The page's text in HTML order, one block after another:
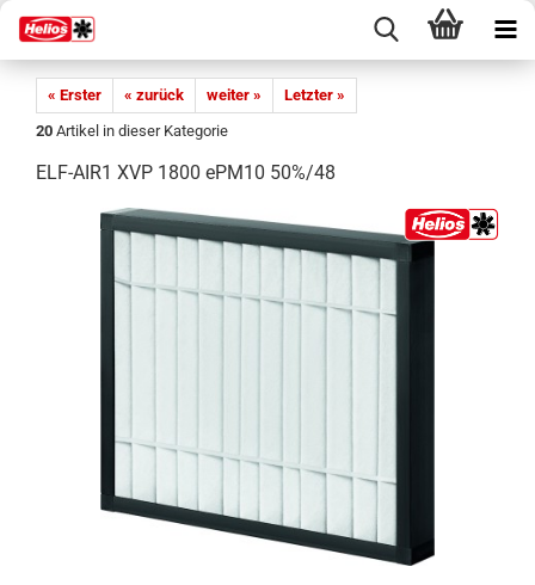
« Erster « zurück weiter »
Letzter »
20 Artikel in dieser Kategorie
ELF-AIR1 XVP 1800 ePM10 50%/48